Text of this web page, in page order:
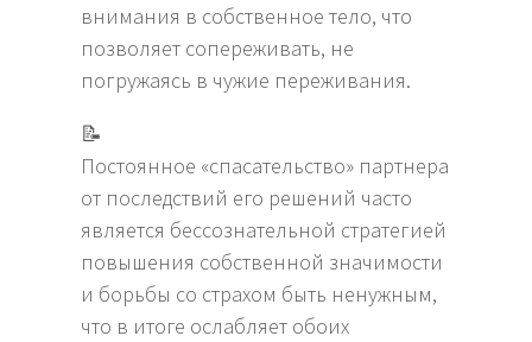
внимания в собственное тело, что
позволяет сопереживать, не
погружаясь в чужие переживания.
📝
Постоянное «спасательство» партнера
от последствий его решений часто
является бессознательной стратегией
повышения собственной значимости
и борьбы со страхом быть ненужным,
что в итоге ослабляет обоих